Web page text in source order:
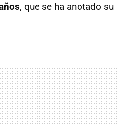
, que se ha anotado su